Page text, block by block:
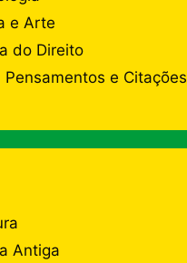
e Arte
do Direito
Pensamentos e Citações
Antiga